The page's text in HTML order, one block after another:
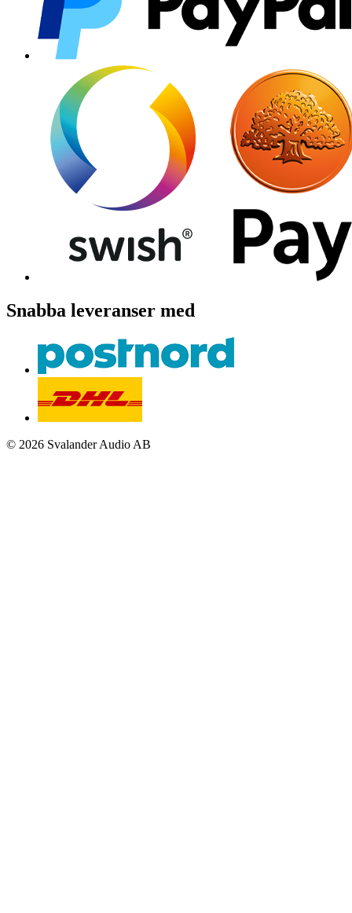
Snabba leveranser med
© 2026 Svalander Audio AB